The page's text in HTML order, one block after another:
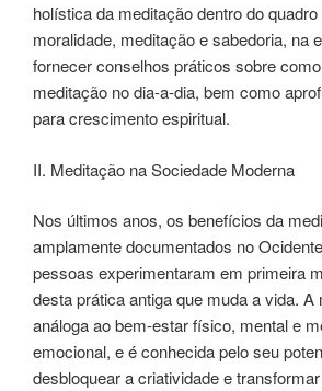
holística da meditação dentro do
moralidade, meditação e sabedoria, na
fornecer conselhos práticos sobre
meditação no dia-a-dia, bem como
para crescimento espiritual.
II. Meditação na Sociedade Moderna
Nos últimos anos, os benefícios da
amplamente documentados no
pessoas experimentaram em primeira
desta prática antiga que muda a vida. A
análoga ao bem-estar físico, mental e
emocional, e é conhecida pelo seu
desbloquear a criatividade e